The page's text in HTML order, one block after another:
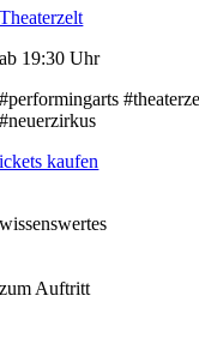
Theaterzelt
ab 19:30 Uhr
#performingarts
#neuerzirkus
kaufen
wissenswertes
zum Auftritt